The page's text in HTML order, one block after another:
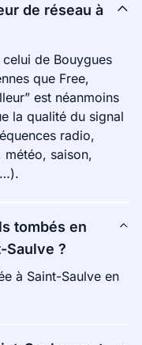
de réseau à
de Bouygues
que Free,
est néanmoins
la qualité du signal
radio,
météo, saison,
tombés en
Saulve ?
à Saint-Saulve en